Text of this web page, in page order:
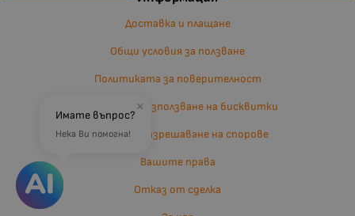
Доставка и плащане
Общи условия за ползване
Политиката за поверителност
Политика за използване на бисквитки
Въпроси и разрешаване на спорове
Вашите права
Отказ от сделка
×
Имате въпрос?
Нека Ви помогна!